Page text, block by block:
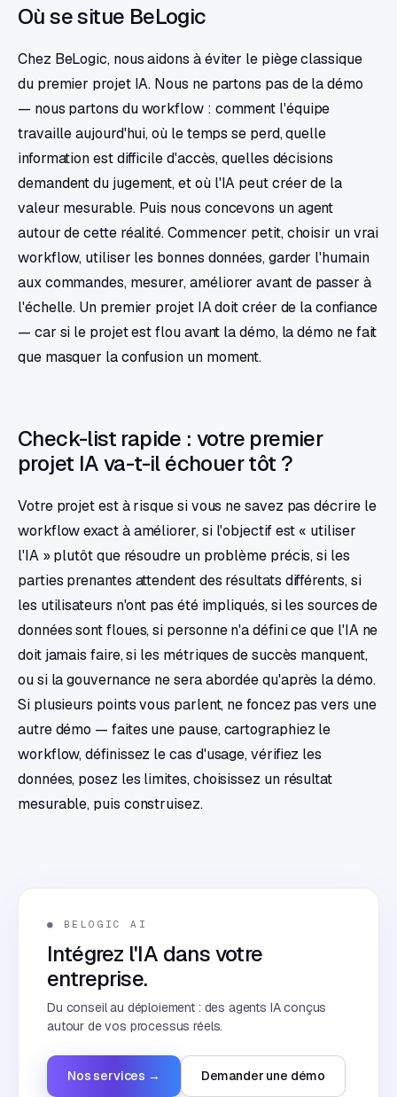
Où se situe BeLogic
Chez BeLogic, nous aidons à éviter le piège classique
du premier projet IA. Nous ne partons pas de la démo
— nous partons du workflow : comment l'équipe
travaille aujourd'hui, où le temps se perd, quelle
information est difficile d'accès, quelles décisions
demandent du jugement, et où l'IA peut créer de la
valeur mesurable. Puis nous concevons un agent
autour de cette réalité. Commencer petit, choisir un vrai
workflow, utiliser les bonnes données, garder l'humain
aux commandes, mesurer, améliorer avant de passer à
l'échelle. Un premier projet IA doit créer de la confiance
— car si le projet est flou avant la démo, la démo ne fait
que masquer la confusion un moment.
Check-list rapide : votre premier
projet IA va-t-il échouer tôt ?
Votre projet est à risque si vous ne savez pas décrire le
workflow exact à améliorer, si l'objectif est « utiliser
l'IA » plutôt que résoudre un problème précis, si les
parties prenantes attendent des résultats différents, si
les utilisateurs n'ont pas été impliqués, si les sources de
données sont floues, si personne n'a défini ce que l'IA ne
doit jamais faire, si les métriques de succès manquent,
ou si la gouvernance ne sera abordée qu'après la démo.
Si plusieurs points vous parlent, ne foncez pas vers une
autre démo — faites une pause, cartographiez le
workflow, définissez le cas d'usage, vérifiez les
données, posez les limites, choisissez un résultat
mesurable, puis construisez.
● BELOGIC AI
Intégrez l'IA dans votre
entreprise.
Du conseil au déploiement : des agents IA conçus
autour de vos processus réels.
Nos services → Demander une démo